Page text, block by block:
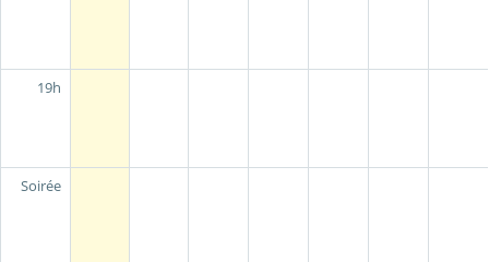
19h
Soirée